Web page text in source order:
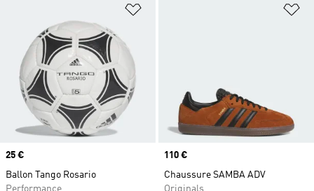
Ajouter à la Liste de produits
Prix
25 €
Ballon Tango Rosario
Performance
Prix
110 €
Chaussure SAMBA ADV
Originals